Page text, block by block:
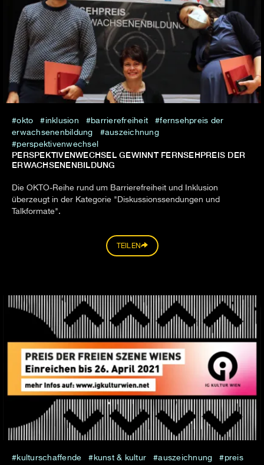
okto inklusion barrierefreiheit
fernsehpreis der
erwachsenenbildung
auszeichnung
perspektivenwechsel
PERSPEKTIVENWECHSEL GEWINNT FERNSEHPREIS DER
ERWACHSENENBILDUNG
Die OKTO-Reihe rund um Barrierefreiheit und Inklusion
überzeugt in der Kategorie "Diskussionssendungen und
Talkformate".
TEILEN
kulturschaffende kunst & kultur auszeichnung
preis